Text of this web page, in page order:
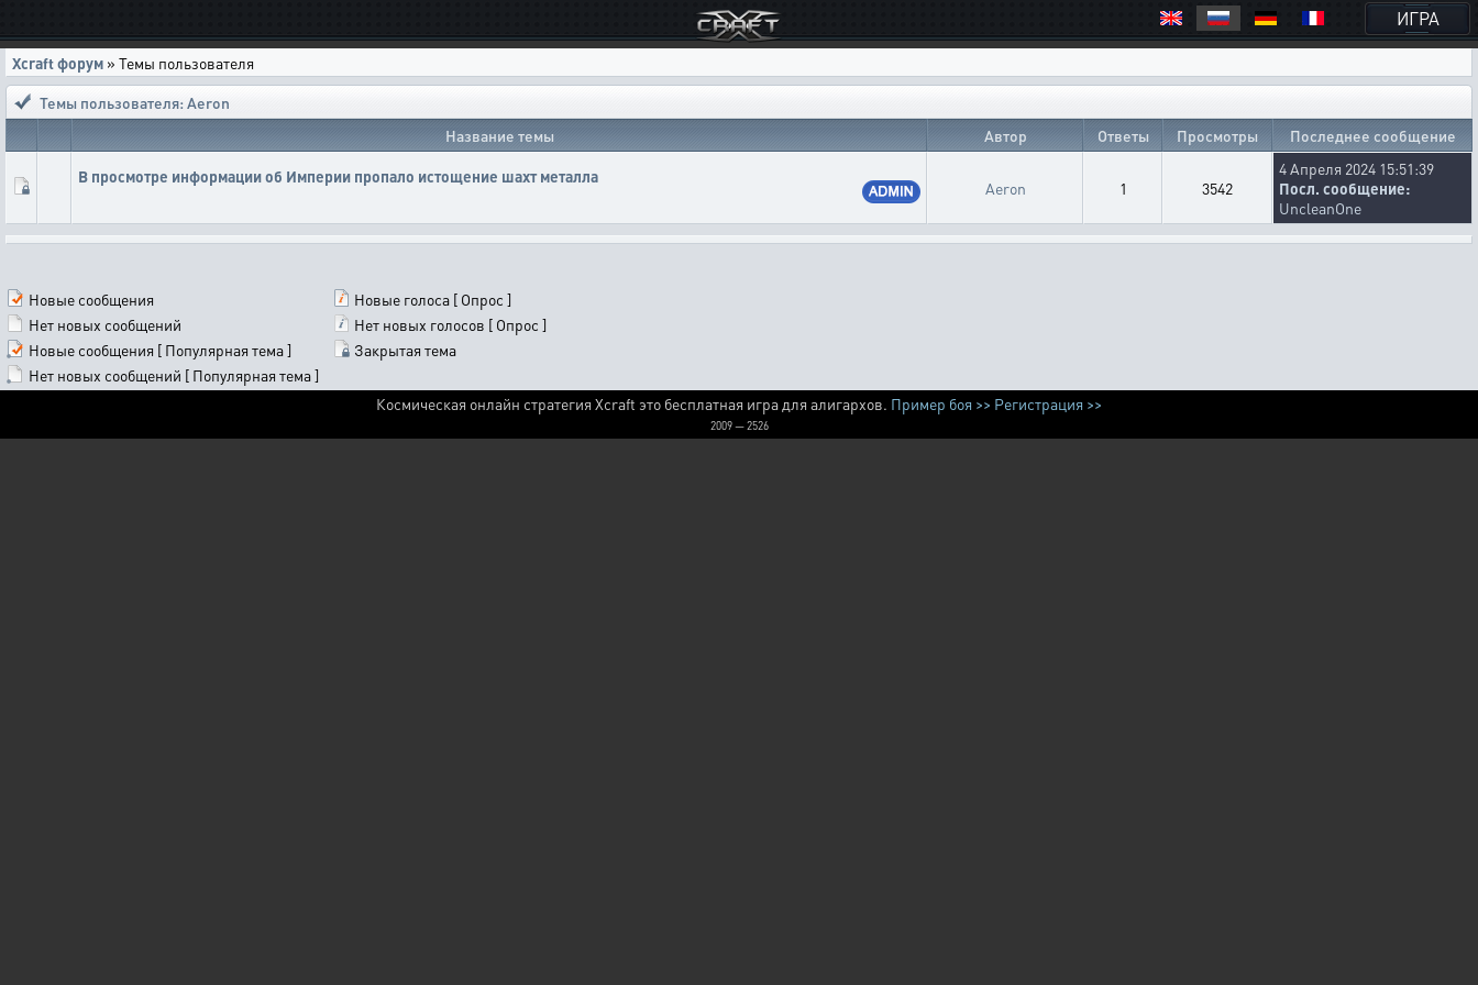
ИГРА
Xcraft форум » Темы пользователя
Темы пользователя: Aeron
Название темы
Автор Ответы Просмотры Последнее сообщение
В просмотре информации об Империи пропало истощение шахт металла
Aeron 1 3542
4 Апреля 2024 15:51:39
Посл. сообщение:
UncleanOne
Новые сообщения
Новые голоса [ Опрос ]
Нет новых сообщений
Нет новых голосов [ Опрос ]
Новые сообщения [ Популярная тема ]
Закрытая тема
Нет новых сообщений [ Популярная тема ]
Космическая онлайн стратегия Xcraft это бесплатная игра для алигархов. Пример боя >> Регистрация >>
2009 — 2526